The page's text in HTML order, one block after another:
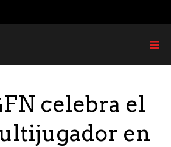
celebra el
en